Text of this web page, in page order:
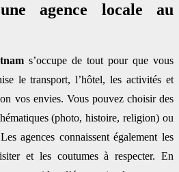
agence locale au
s’occupe de tout pour que vous
le transport, l’hôtel, les activités et
vos envies. Vous pouvez choisir des
(photo, histoire, religion) ou
agences connaissent également les
et les coutumes à respecter. En